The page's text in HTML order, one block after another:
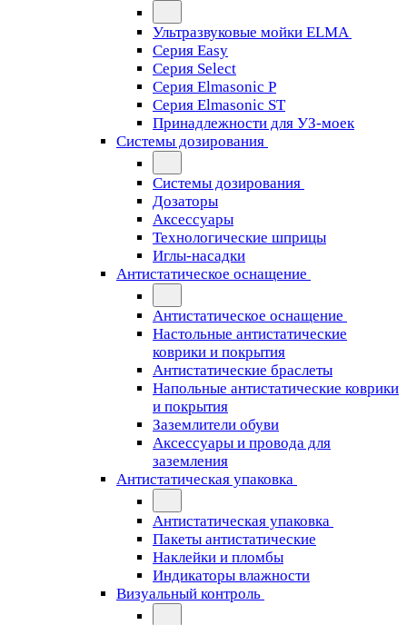
Ультразвуковые мойки ELMA
Серия Easy
Серия Select
Серия Elmasonic P
Серия Elmasonic ST
Принадлежности для УЗ-моек
Системы дозирования
Системы дозирования
Дозаторы
Аксессуары
Технологические шприцы
Иглы-насадки
Антистатическое оснащение
Антистатическое оснащение
Настольные антистатические
коврики и покрытия
Антистатические браслеты
Напольные антистатические коврики
и покрытия
Заземлители обуви
Аксессуары и провода для
заземления
Антистатическая упаковка
Антистатическая упаковка
Пакеты антистатические
Наклейки и пломбы
Индикаторы влажности
Визуальный контроль